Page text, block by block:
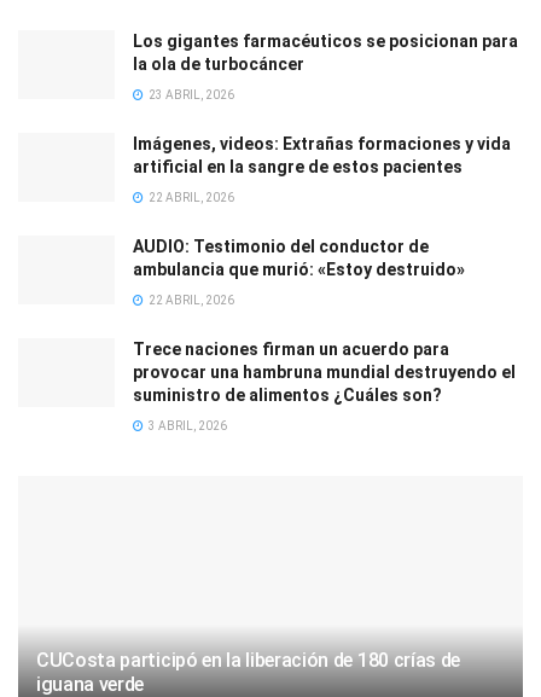
Los gigantes farmacéuticos se posicionan para
la ola de turbocáncer
23 ABRIL, 2026
Imágenes, videos: Extrañas formaciones y vida
artificial en la sangre de estos pacientes
22 ABRIL, 2026
AUDIO: Testimonio del conductor de
ambulancia que murió: «Estoy destruido»
22 ABRIL, 2026
Trece naciones firman un acuerdo para
provocar una hambruna mundial destruyendo el
suministro de alimentos ¿Cuáles son?
3 ABRIL, 2026
CUCosta participó en la liberación de 180 crías de
iguana verde